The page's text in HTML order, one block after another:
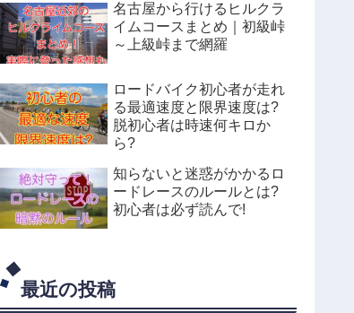
名古屋から行けるヒルクラ
イムコースまとめ｜初級峠
～上級峠まで網羅
ロードバイク初心者が走れ
る最適速度と限界速度は?
脱初心者は時速何キロか
ら?
知らないと迷惑がかかるロ
ードレースのルールとは?
初心者は必ず読んで!
最近の投稿